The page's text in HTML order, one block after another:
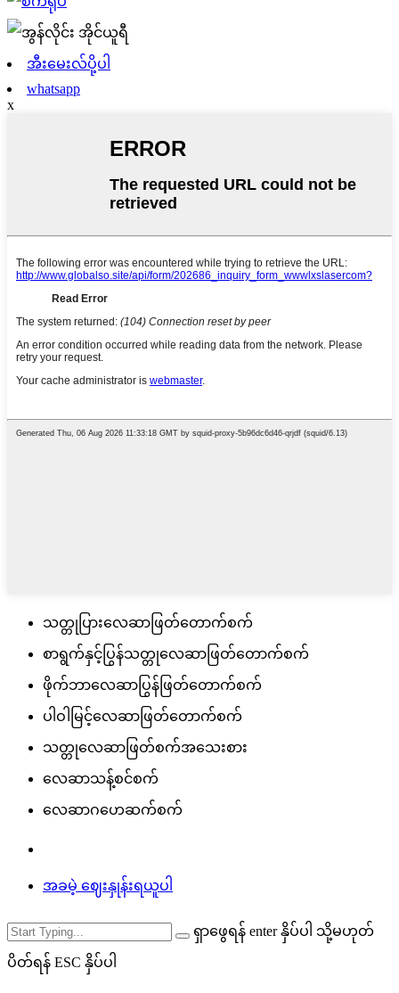
အီးမေးလ်ပို့ပါ
whatsapp
x
သတ္တုပြားလေဆာဖြတ်တောက်စက်
စာရွက်နှင့်ပြွန်သတ္တုလေဆာဖြတ်တောက်စက်
ဖိုက်ဘာလေဆာပြွန်ဖြတ်တောက်စက်
ပါဝါမြင့်လေဆာဖြတ်တောက်စက်
သတ္တုလေဆာဖြတ်စက်အသေးစား
လေဆာသန့်စင်စက်
လေဆာဂဟေဆက်စက်
အခမဲ့ ဈေးနှုန်းရယူပါ
ရှာဖွေရန် enter နှိပ်ပါ သို့မဟုတ်
ပိတ်ရန် ESC နှိပ်ပါ